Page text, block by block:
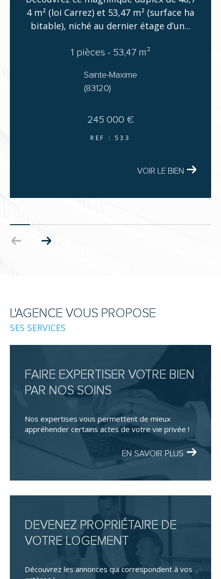
4 m² (loi Carrez) et 53,47 m² (surface ha
bitable), niché au dernier étage d’un...
1 pièces - 53,47 m²
Sainte-Maxime
(83120)
245 000 €
REF : 533
VOIR LE BIEN
L'AGENCE VOUS PROPOSE
SES SERVICES
FAIRE EXPERTISER VOTRE BIEN
PAR NOS SOINS
Nos expertises vous permettent de mieux
appréhender certains actes de votre vie privée !
EN SAVOIR PLUS
DEVENEZ PROPRIÉTAIRE DE
VOTRE LOGEMENT
Découvrez les annonces qui correspondent à vos